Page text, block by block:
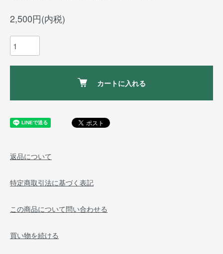
2,500円(内税)
カートに入れる
返品について
特定商取引法に基づく表記
この商品について問い合わせる
買い物を続ける